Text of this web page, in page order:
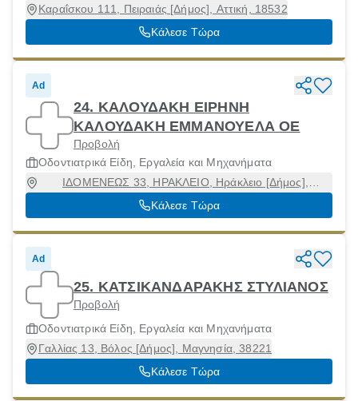
Καραΐσκου 111, Πειραιάς [Δήμος], Αττική, 18532
Κάλεσε Τώρα
Ad
24. ΚΑΛΟΥΔΑΚΗ ΕΙΡΗΝΗ
ΚΑΛΟΥΔΑΚΗ ΕΜΜΑΝΟΥΕΛΑ ΟΕ
Προβολή
Οδοντιατρικά Είδη, Εργαλεία και Μηχανήματα
ΙΔΟΜΕΝΕΩΣ 33, ΗΡΑΚΛΕΙΟ, Ηράκλειο [Δήμος],
Ηράκλειο, 71202
Κάλεσε Τώρα
Ad
25. ΚΑΤΣΙΚΑΝΔΑΡΑΚΗΣ ΣΤΥΛΙΑΝΟΣ
Προβολή
Οδοντιατρικά Είδη, Εργαλεία και Μηχανήματα
Γαλλίας 13, Βόλος [Δήμος], Μαγνησία, 38221
Κάλεσε Τώρα